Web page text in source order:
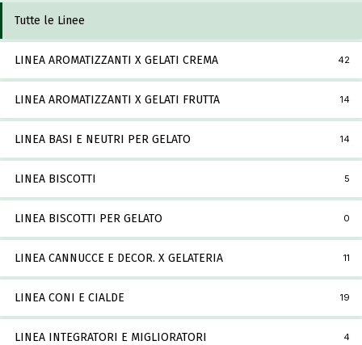
Tutte le Linee
LINEA AROMATIZZANTI X GELATI CREMA 42
LINEA AROMATIZZANTI X GELATI FRUTTA 14
LINEA BASI E NEUTRI PER GELATO 14
LINEA BISCOTTI 5
LINEA BISCOTTI PER GELATO 0
LINEA CANNUCCE E DECOR. X GELATERIA 11
LINEA CONI E CIALDE 19
LINEA INTEGRATORI E MIGLIORATORI 4